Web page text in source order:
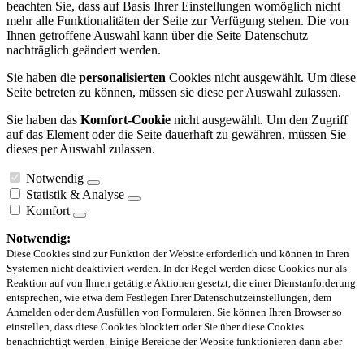
beachten Sie, dass auf Basis Ihrer Einstellungen womöglich nicht
mehr alle Funktionalitäten der Seite zur Verfügung stehen. Die von
Ihnen getroffene Auswahl kann über die Seite Datenschutz
nachträglich geändert werden.
Sie haben die personalisierten Cookies nicht ausgewählt. Um diese
Seite betreten zu können, müssen sie diese per Auswahl zulassen.
Sie haben das Komfort-Cookie nicht ausgewählt. Um den Zugriff
auf das Element oder die Seite dauerhaft zu gewähren, müssen Sie
dieses per Auswahl zulassen.
Notwendig
Statistik & Analyse
Komfort
Notwendig:
Diese Cookies sind zur Funktion der Website erforderlich und können in Ihren
Systemen nicht deaktiviert werden. In der Regel werden diese Cookies nur als
Reaktion auf von Ihnen getätigte Aktionen gesetzt, die einer Dienstanforderung
entsprechen, wie etwa dem Festlegen Ihrer Datenschutzeinstellungen, dem
Anmelden oder dem Ausfüllen von Formularen. Sie können Ihren Browser so
einstellen, dass diese Cookies blockiert oder Sie über diese Cookies
benachrichtigt werden. Einige Bereiche der Website funktionieren dann aber